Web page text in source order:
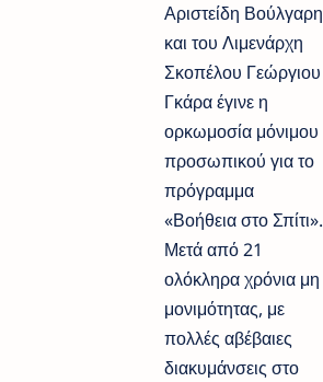
Αριστείδη Βούλγαρη
και του Λιμενάρχη
Σκοπέλου Γεώργιου
Γκάρα έγινε η
ορκωμοσία μόνιμου
προσωπικού για το
πρόγραμμα
«Βοήθεια στο Σπίτι».
Μετά από 21
ολόκληρα χρόνια μη
μονιμότητας, με
πολλές αβέβαιες
διακυμάνσεις στο